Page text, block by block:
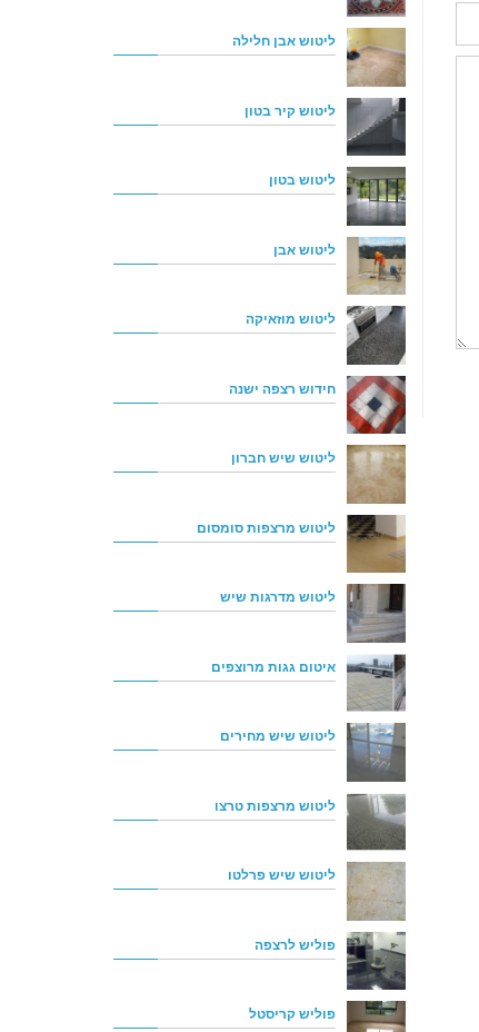
ליטוש אבן חלילה
ליטוש קיר בטון
ליטוש בטון
ליטוש אבן
ליטוש מוזאיקה
חידוש רצפה ישנה
ליטוש שיש חברון
ליטוש מרצפות סומסום
ליטוש מדרגות שיש
איטום גגות מרוצפים
ליטוש שיש מחירים
ליטוש מרצפות טרצו
ליטוש שיש פרלטו
פוליש לרצפה
פוליש קריסטל